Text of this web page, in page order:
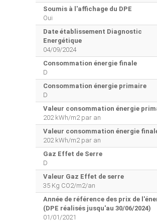
Soumis à l'affichage du DPE
Oui
Date établissement Diagnostic
Energétique
04/09/2024
Consommation énergie finale
D
Consommation énergie primaire
D
Valeur consommation énergie
202 kWh/m2 par an
Valeur consommation énergie
202 kWh/m2 par an
Gaz Effet de Serre
D
Valeur Gaz Effet de serre
35 Kg CO2/m2/an
Année de référence des prix de
(DPE réalisés jusqu'au 30/06/2024)
01/01/2021